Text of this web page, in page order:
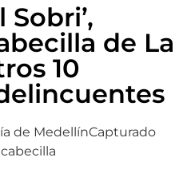
Sobri’,
de La
10
de MedellínCapturado